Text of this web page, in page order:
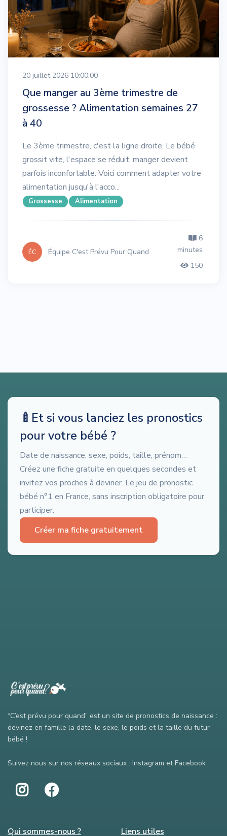
20 juillet 2026 10:00:00
Que manger au 3ème trimestre de
grossesse ? Alimentation semaines 27
à 40
Le 3ème trimestre, c'est la ligne droite. Le bébé
grossit vite, l'espace se réduit, manger devient
parfois inconfortable. Voici comment adapter votre
alimentation jusqu'à l'acco...
Grossesse Alimentation
ÉC Équipe C'est Prévu Pour Quand
6
minutes
150
🍼 Et si vous lanciez les pronostics
pour votre bébé ?
Date de naissance, sexe, poids, taille, prénom…
Créez une fiche gratuite en quelques secondes et
invitez vos proches à deviner. Le jeu de pronostic
bébé n°1 en France, sans inscription obligatoire pour
participer.
Créer ma fiche gratuitement
“C’est prévu pour quand” est un site de pronostics de naissance :
devinez en famille la date, le sexe, le poids et la taille du futur
bébé !
Suivez nous sur nos réseaux sociaux : Instagram et Facebook
Qui sommes-nous ? Liens utiles